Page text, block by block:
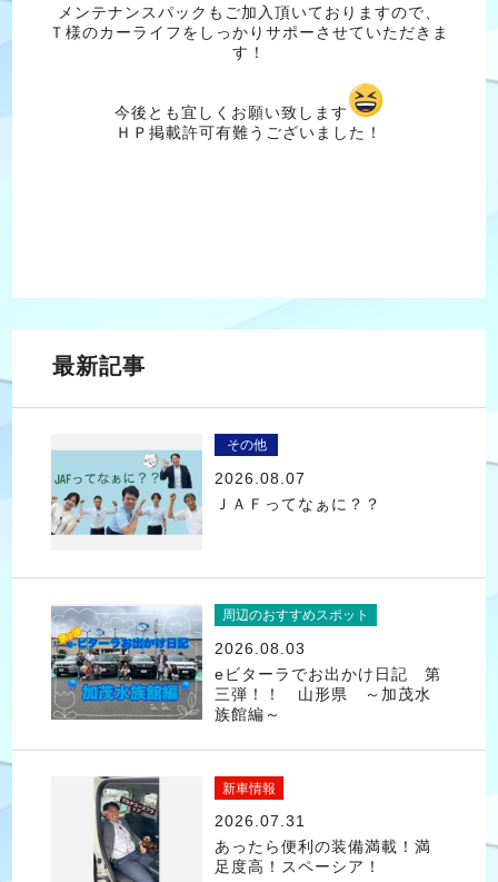
メンテナンスパックもご加入頂いておりますので、
Ｔ様のカーライフをしっかりサポーさせていただきま
す！
今後とも宜しくお願い致します
ＨＰ掲載許可有難うございました！
最新記事
その他
2026.08.07
ＪＡＦってなぁに？？
周辺のおすすめスポット
2026.08.03
eビターラでお出かけ日記 第
三弾！！ 山形県 ～加茂水
族館編～
新車情報
2026.07.31
あったら便利の装備満載！満
足度高！スペーシア！